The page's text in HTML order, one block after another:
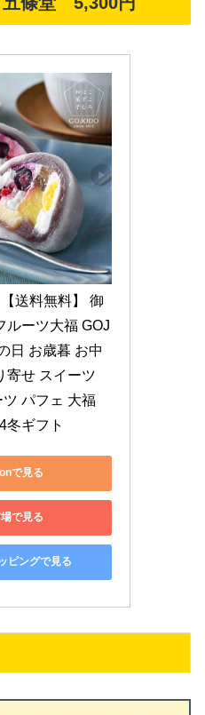
送料無料】 御
ルーツ大福 GOJ
日 お歳暮 お中
寄せ スイーツ
パフェ 大福
冬ギフト
で見る
で見る
ピングで見る